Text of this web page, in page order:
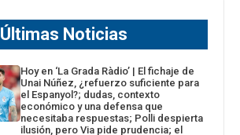
Últimas Noticias
Hoy en ‘La Grada Ràdio’ | El fichaje de
Unai Núñez, ¿refuerzo suficiente para
el Espanyol?; dudas, contexto
económico y una defensa que
necesitaba respuestas; Polli despierta
ilusión, pero Via pide prudencia; el